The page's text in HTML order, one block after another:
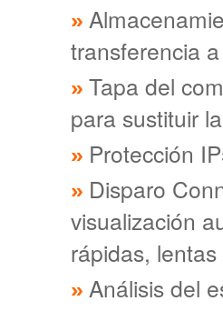
transferencia
Tapa del
para sustituir
Protección
Disparo
visualización
rápidas,
Análisis del